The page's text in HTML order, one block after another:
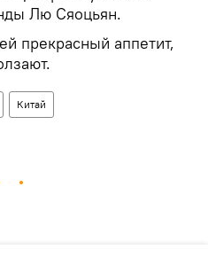
Лю Сяоцьян.
прекрасный аппетит,
Китай